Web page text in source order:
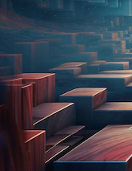
Copyright ©